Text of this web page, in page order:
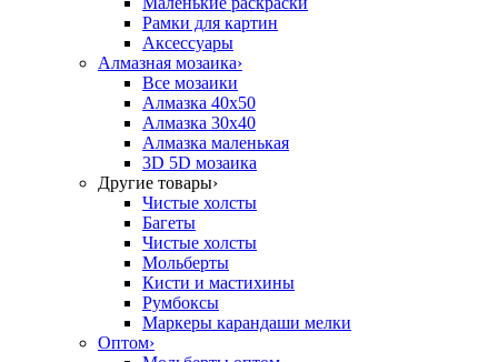
Рамки для картин
Аксессуары
Алмазная мозаика›
Все мозаики
Алмазка 40х50
Алмазка 30х40
Алмазка маленькая
3D 5D мозаика
Другие товары›
Чистые холсты
Багеты
Чистые холсты
Мольберты
Кисти и мастихины
Румбоксы
Маркеры карандаши мелки
Оптом›